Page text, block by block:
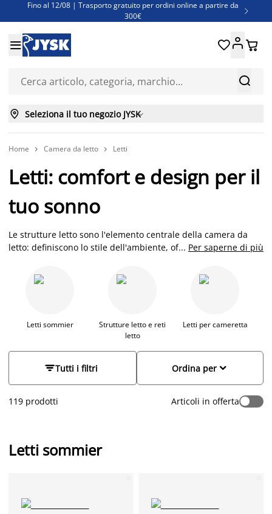
Fino al 12/08 | Trasporto gratuito per ordini online a partire da
300€

Super offerte d'estate | Oltre 1.500 articoli fino al 70%
Finanziamenti - Scegli il piano di rimborso più adatto a te


 
 Seleziona il tuo negozio JYSK
Home  Camera da letto  Letti
Letti: comfort e design per il
tuo sonno
Le strutture letto sono l'elemento centrale della camera da
letto: definiscono lo stile dell'ambiente, offrono il giusto
La selezione di letti JYSK è pensata per unire estetica, solidità
e praticità, con soluzioni adatte a ogni spazio e a diverse
contenitore o cassetti per ottimizzare lo spazio disponibile,
oltre a reti a doghe fisse e regolabili. Che tu stia cercando un
letto singolo, un letto una piazza e mezza o un letto
matrimoniale, da JYSK troverai modelli studiati per garantirti
sostegno e un comfort duraturo nel tempo.
... Per saperne di più
Letti sommier
Strutture letto e reti
letto
Letti per cameretta
Tutti i filtri 
Ordina per
119 prodotti Articoli in offerta
Letti sommier